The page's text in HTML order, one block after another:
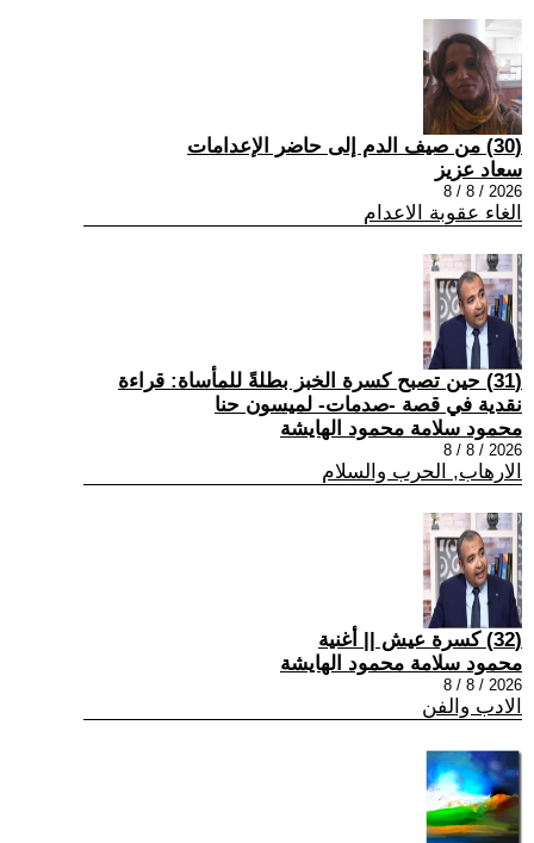
(30) من صيف الدم إلى حاضر الإعدامات
سعاد عزيز
2026 / 8 / 8
الغاء عقوبة الاعدام
(31) حين تصبح كسرة الخبز بطلةً للمأساة: قراءة
نقدية في قصة -صدمات- لميسون حنا
محمود سلامة محمود الهايشة
2026 / 8 / 8
الارهاب, الحرب والسلام
(32) كسرة عيش || أغنية
محمود سلامة محمود الهايشة
2026 / 8 / 8
الادب والفن